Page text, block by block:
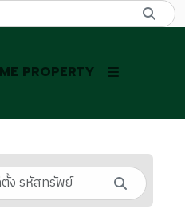
PROPERTY